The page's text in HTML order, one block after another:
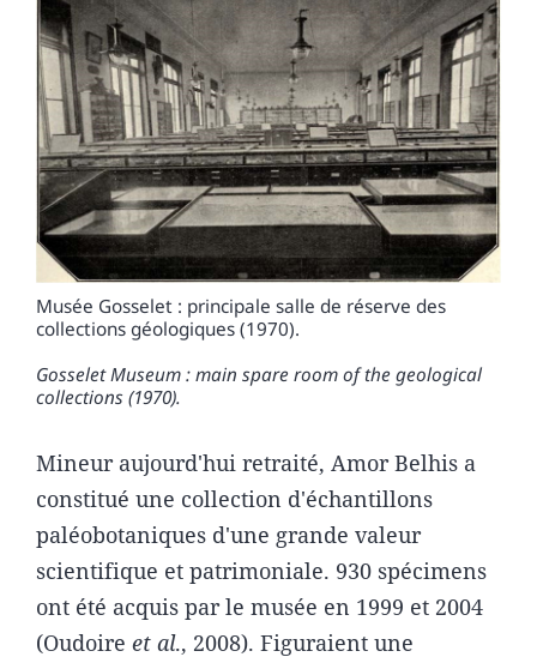
Musée Gosselet : principale salle de réserve des
collections géologiques (1970).
Gosselet Museum : main spare room of the geological
collections (1970).
Mineur aujourd'hui retraité, Amor Belhis a
constitué une collection d'échantillons
paléobotaniques d'une grande valeur
scientifique et patrimoniale. 930 spécimens
ont été acquis par le musée en 1999 et 2004
(Oudoire et al., 2008). Figuraient une